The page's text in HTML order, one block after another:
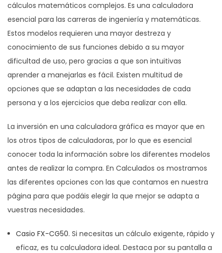
cálculos matemáticos complejos. Es una calculadora
esencial para las carreras de ingeniería y matemáticas.
Estos modelos requieren una mayor destreza y
conocimiento de sus funciones debido a su mayor
dificultad de uso, pero gracias a que son intuitivas
aprender a manejarlas es fácil. Existen multitud de
opciones que se adaptan a las necesidades de cada
persona y a los ejercicios que deba realizar con ella.
La inversión en una calculadora gráfica es mayor que en
los otros tipos de calculadoras, por lo que es esencial
conocer toda la información sobre los diferentes modelos
antes de realizar la compra. En Calculados os mostramos
las diferentes opciones con las que contamos en nuestra
página para que podáis elegir la que mejor se adapta a
vuestras necesidades.
Casio FX-CG50. Si necesitas un cálculo exigente, rápido y
eficaz, es tu calculadora ideal. Destaca por su pantalla a